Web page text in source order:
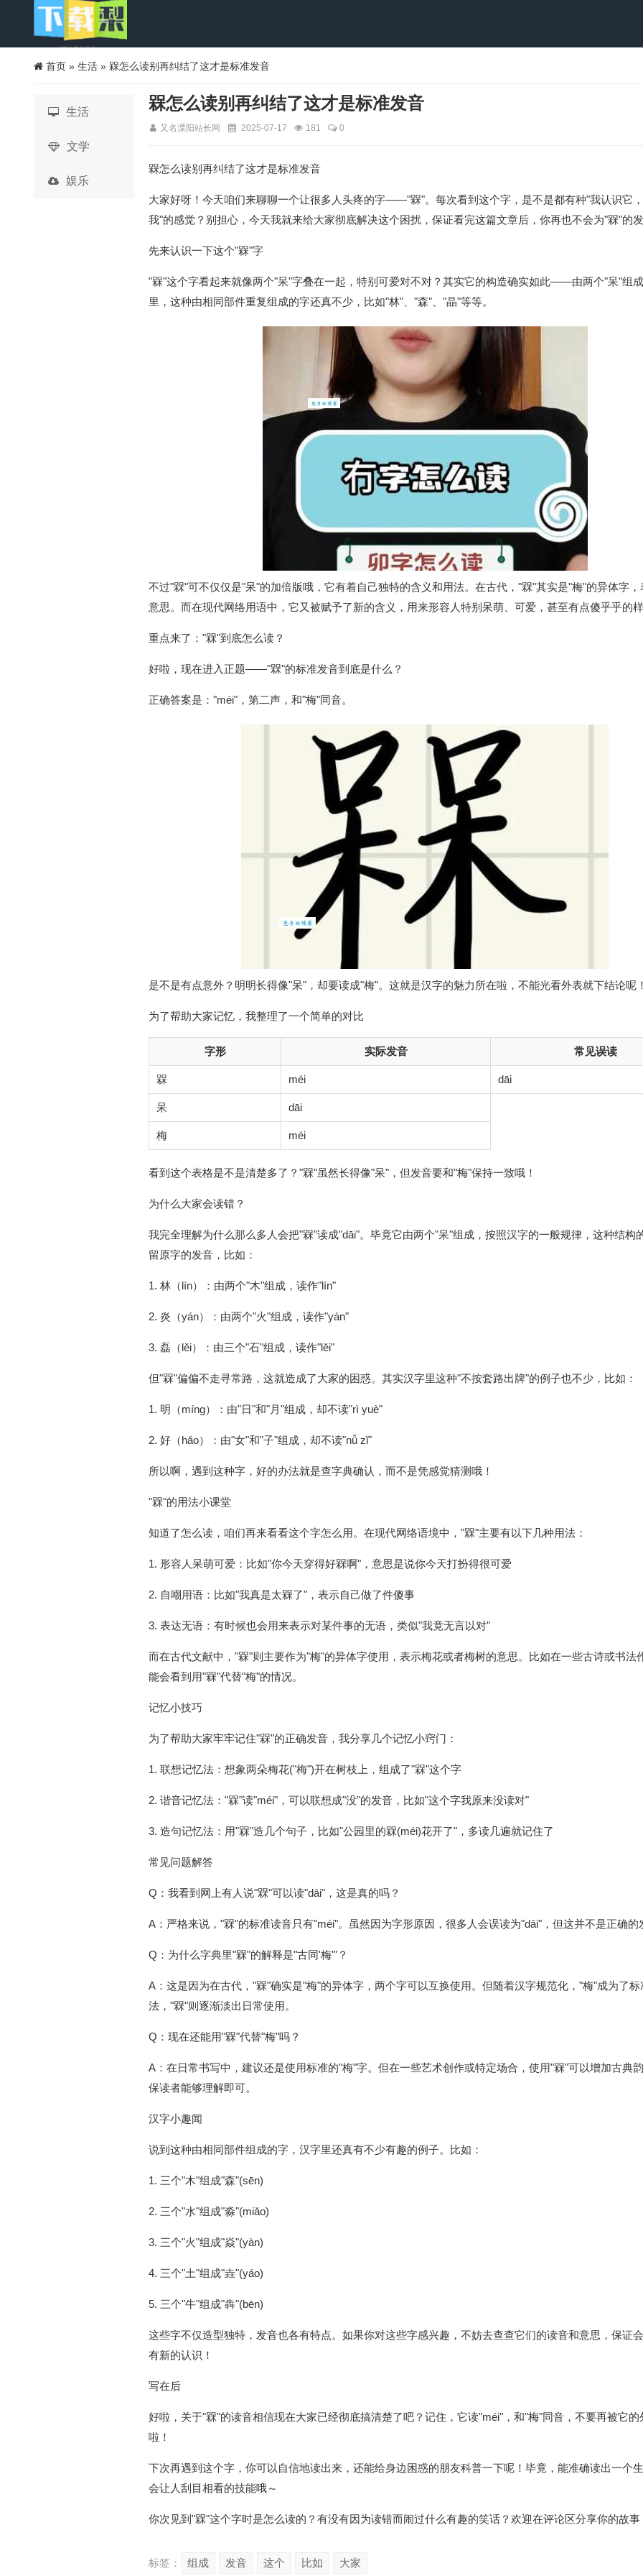
首页 » 生活 » 槑怎么读别再纠结了这才是标准发音
生活
文学
娱乐
槑怎么读别再纠结了这才是标准发音
又名溧阳站长网 2025-07-17 181 0
槑怎么读别再纠结了这才是标准发音
大家好呀！今天咱们来聊聊一个让很多人头疼的字——"槑"。每次看到这个字，是不是都有种"我认识它
我"的感觉？别担心，今天我就来给大家彻底解决这个困扰，保证看完这篇文章后，你再也不会为"槑"的发
先来认识一下这个"槑"字
"槑"这个字看起来就像两个"呆"字叠在一起，特别可爱对不对？其实它的构造确实如此——由两个"呆"组
里，这种由相同部件重复组成的字还真不少，比如"林"、"森"、"晶"等等。
不过"槑"可不仅仅是"呆"的加倍版哦，它有着自己独特的含义和用法。在古代，"槑"其实是"梅"的异体字，
意思。而在现代网络用语中，它又被赋予了新的含义，用来形容人特别呆萌、可爱，甚至有点傻乎乎的样
重点来了："槑"到底怎么读？
好啦，现在进入正题——"槑"的标准发音到底是什么？
正确答案是："méi"，第二声，和"梅"同音。
是不是有点意外？明明长得像"呆"，却要读成"梅"。这就是汉字的魅力所在啦，不能光看外表就下结论呢！
为了帮助大家记忆，我整理了一个简单的对比
字形 实际发音 常见误读
槑 méi dāi
呆 dāi
梅 méi
看到这个表格是不是清楚多了？"槑"虽然长得像"呆"，但发音要和"梅"保持一致哦！
为什么大家会读错？
我完全理解为什么那么多人会把"槑"读成"dāi"。毕竟它由两个"呆"组成，按照汉字的一般规律，这种结构
留原字的发音，比如：
1. 林（lín）：由两个"木"组成，读作"lín"
2. 炎（yán）：由两个"火"组成，读作"yán"
3. 磊（lěi）：由三个"石"组成，读作"lěi"
但"槑"偏偏不走寻常路，这就造成了大家的困惑。其实汉字里这种"不按套路出牌"的例子也不少，比如：
1. 明（míng）：由"日"和"月"组成，却不读"rì yuè"
2. 好（hǎo）：由"女"和"子"组成，却不读"nǚ zǐ"
所以啊，遇到这种字，好的办法就是查字典确认，而不是凭感觉猜测哦！
"槑"的用法小课堂
知道了怎么读，咱们再来看看这个字怎么用。在现代网络语境中，"槑"主要有以下几种用法：
1. 形容人呆萌可爱：比如"你今天穿得好槑啊"，意思是说你今天打扮得很可爱
2. 自嘲用语：比如"我真是太槑了"，表示自己做了件傻事
3. 表达无语：有时候也会用来表示对某件事的无语，类似"我竟无言以对"
而在古代文献中，"槑"则主要作为"梅"的异体字使用，表示梅花或者梅树的意思。比如在一些古诗或书法
能会看到用"槑"代替"梅"的情况。
记忆小技巧
为了帮助大家牢牢记住"槑"的正确发音，我分享几个记忆小窍门：
1. 联想记忆法：想象两朵梅花("梅")开在树枝上，组成了"槑"这个字
2. 谐音记忆法："槑"读"méi"，可以联想成"没"的发音，比如"这个字我原来没读对"
3. 造句记忆法：用"槑"造几个句子，比如"公园里的槑(méi)花开了"，多读几遍就记住了
常见问题解答
Q：我看到网上有人说"槑"可以读"dāi"，这是真的吗？
A：严格来说，"槑"的标准读音只有"méi"。虽然因为字形原因，很多人会误读为"dāi"，但这并不是正确的
Q：为什么字典里"槑"的解释是"古同'梅'"？
A：这是因为在古代，"槑"确实是"梅"的异体字，两个字可以互换使用。但随着汉字规范化，"梅"成为了标
法，"槑"则逐渐淡出日常使用。
Q：现在还能用"槑"代替"梅"吗？
A：在日常书写中，建议还是使用标准的"梅"字。但在一些艺术创作或特定场合，使用"槑"可以增加古典
保读者能够理解即可。
汉字小趣闻
说到这种由相同部件组成的字，汉字里还真有不少有趣的例子。比如：
1. 三个"木"组成"森"(sēn)
2. 三个"水"组成"淼"(miǎo)
3. 三个"火"组成"焱"(yàn)
4. 三个"土"组成"垚"(yáo)
5. 三个"牛"组成"犇"(bēn)
这些字不仅造型独特，发音也各有特点。如果你对这些字感兴趣，不妨去查查它们的读音和意思，保证
有新的认识！
写在后
好啦，关于"槑"的读音相信现在大家已经彻底搞清楚了吧？记住，它读"méi"，和"梅"同音，不要再被它的
啦！
下次再遇到这个字，你可以自信地读出来，还能给身边困惑的朋友科普一下呢！毕竟，能准确读出一个
会让人刮目相看的技能哦～
你次见到"槑"这个字时是怎么读的？有没有因为读错而闹过什么有趣的笑话？欢迎在评论区分享你的故事
标签： 组成 发音 这个 比如 大家